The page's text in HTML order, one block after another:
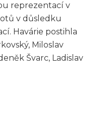
reprezentací v
v důsledku
Havárie postihla
Miloslav
Švarc, Ladislav